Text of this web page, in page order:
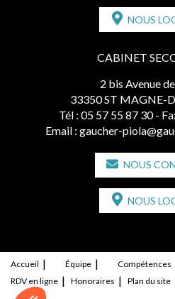
NOUS
CABINET
2 bis Avenue
33350 ST MAGNE-
Tél : 05 57 55 87 30 -
Email : gaucher-
NOUS
NOUS
Accueil Équipe Compétences
RDV en ligne
Honoraires Plan du site